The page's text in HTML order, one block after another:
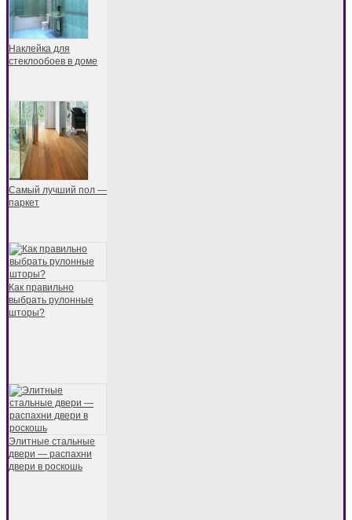
Наклейка для
стеклообоев в доме
Самый лучший пол —
паркет
Как правильно
выбрать рулонные
шторы?
Элитные стальные
двери — распахни
двери в роскошь